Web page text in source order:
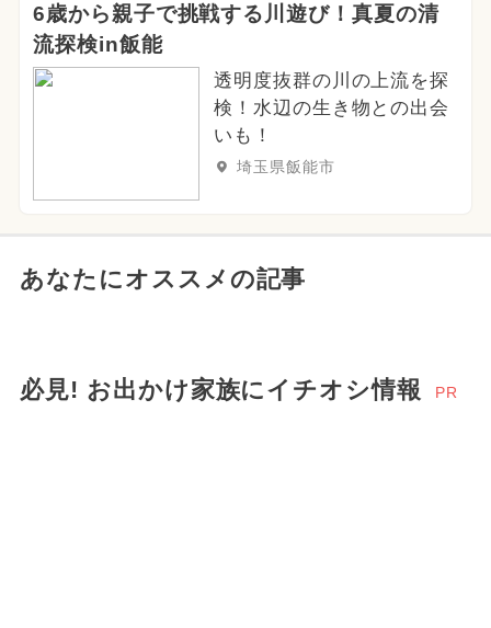
6歳から親子で挑戦する川遊び！真夏の清
流探検in飯能
透明度抜群の川の上流を探
検！水辺の生き物との出会
いも！
埼玉県飯能市
あなたにオススメの記事
必見! お出かけ家族にイチオシ情報 PR